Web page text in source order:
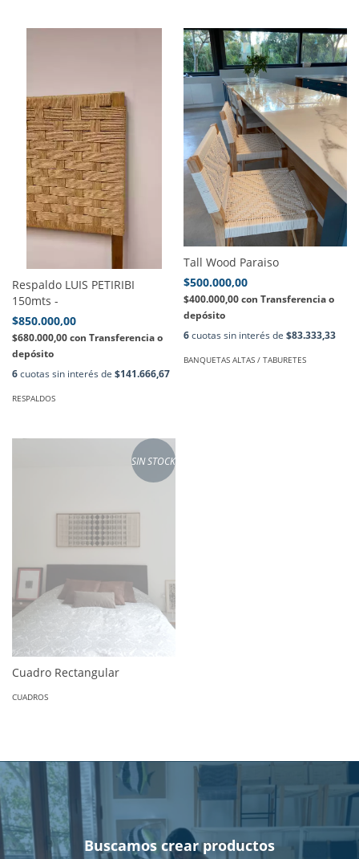
Respaldo LUIS PETIRIBI
150mts -
$850.000,00
$680.000,00con Transferencia o
depósito
6cuotas sin interés de $141.666,67
RESPALDOS
Tall Wood Paraiso
$500.000,00
$400.000,00con Transferencia o
depósito
6cuotas sin interés de $83.333,33
BANQUETAS ALTAS / TABURETES
SIN STOCK
Cuadro Rectangular
CUADROS
Buscamos crear productos